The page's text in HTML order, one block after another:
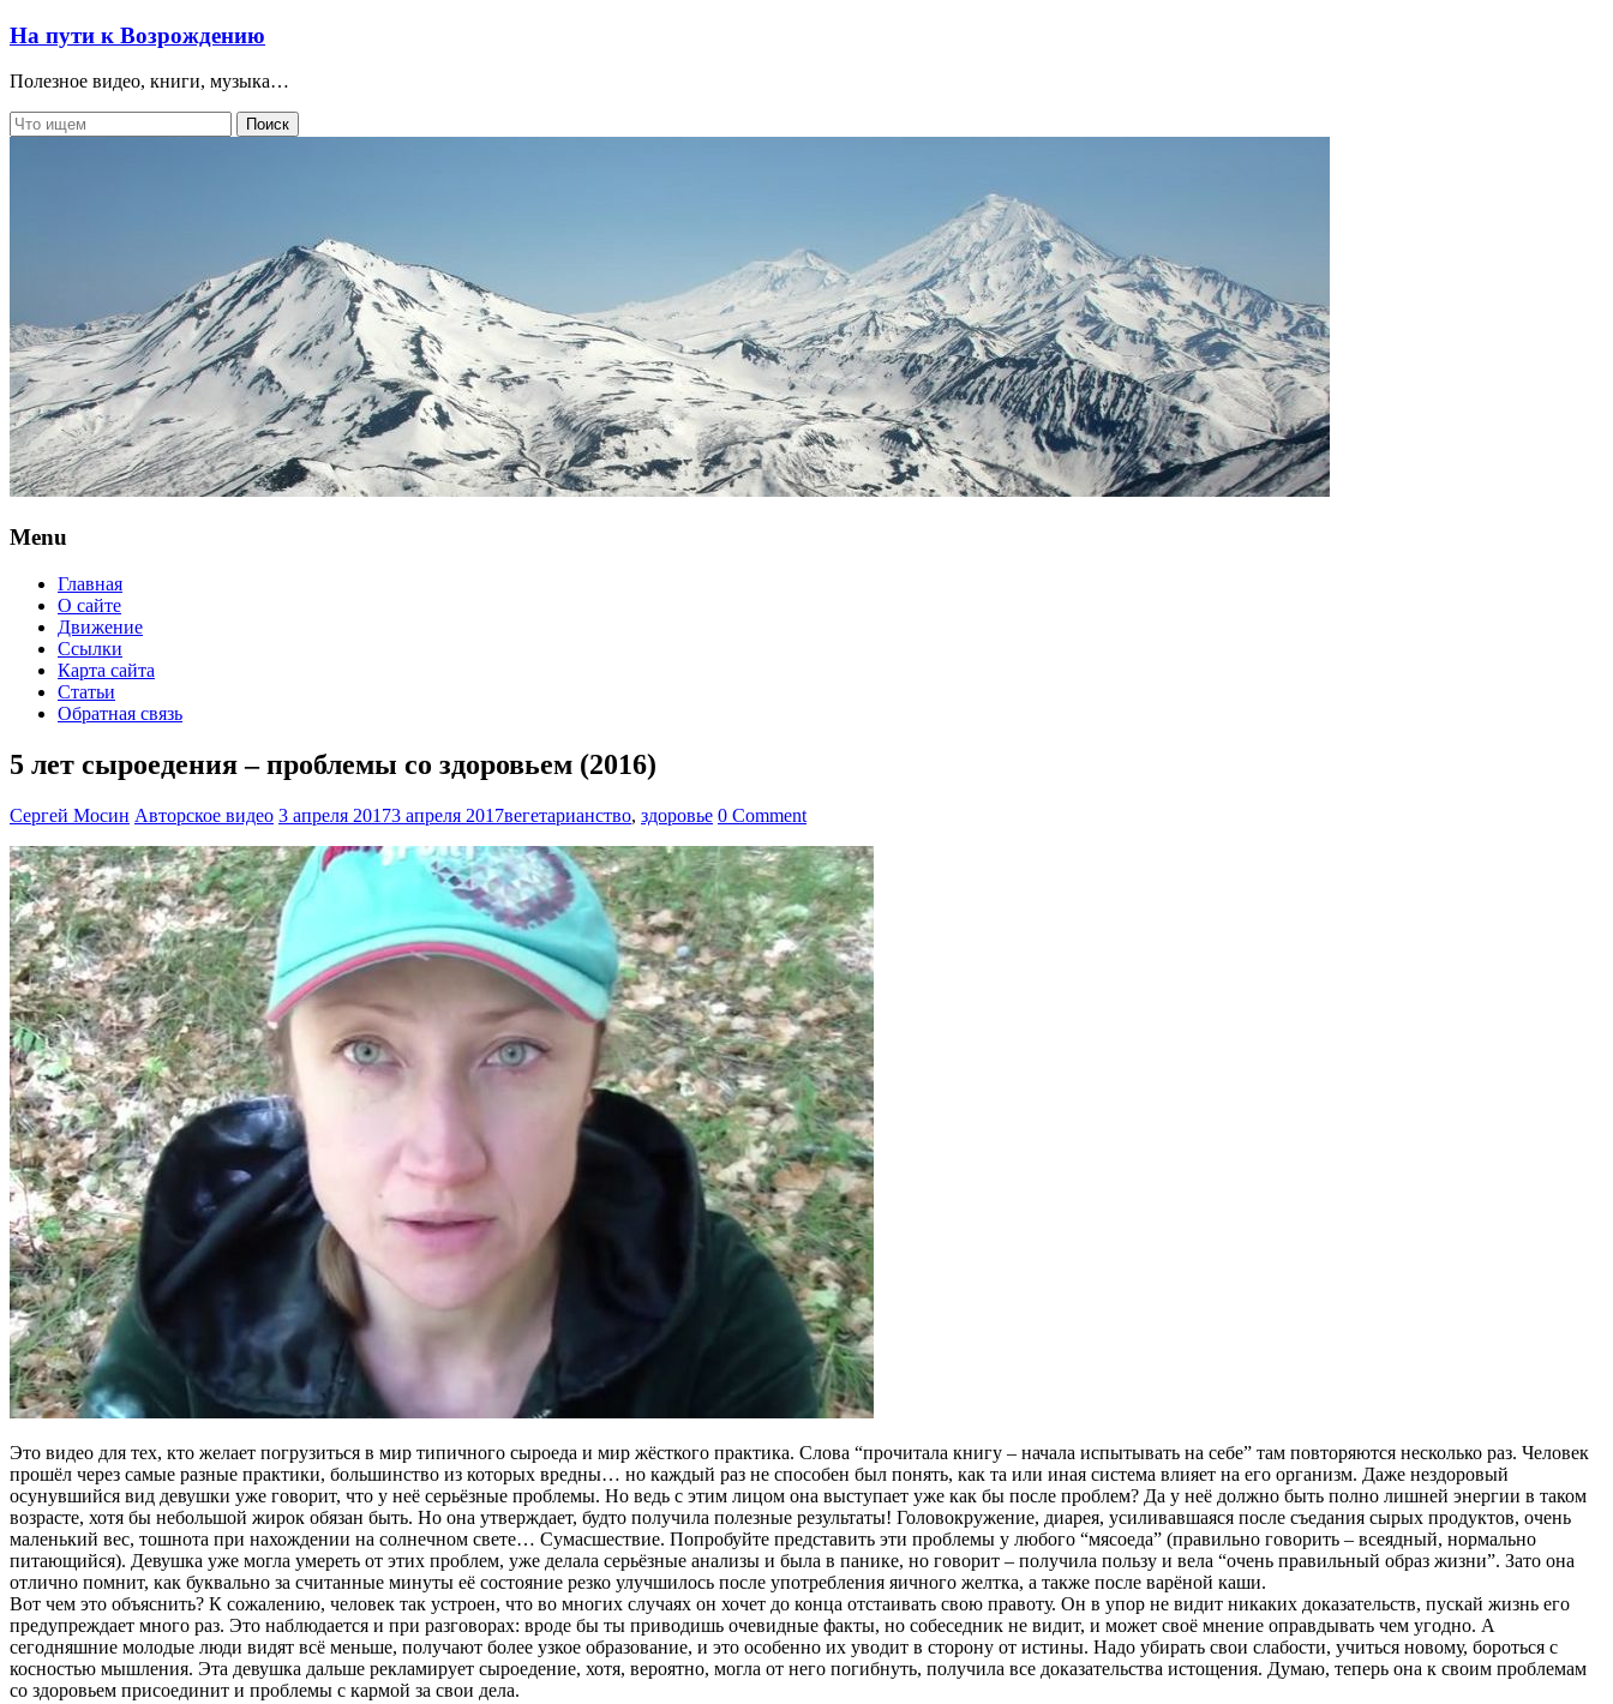
На пути к Возрождению
Полезное видео, книги, музыка…
Menu
Главная
О сайте
Движение
Ссылки
Карта сайта
Статьи
Обратная связь
5 лет сыроедения – проблемы со здоровьем (2016)
Сергей Мосин Авторское видео 3 апреля 20173 апреля 2017вегетарианство, здоровье 0 Comment
Это видео для тех, кто желает погрузиться в мир типичного сыроеда и мир жёсткого практика. Слова “прочитала книгу – начала испытывать на себе” там повторяются несколько раз. Человек
прошёл через самые разные практики, большинство из которых вредны… но каждый раз не способен был понять, как та или иная система влияет на его организм. Даже нездоровый
осунувшийся вид девушки уже говорит, что у неё серьёзные проблемы. Но ведь с этим лицом она выступает уже как бы после проблем? Да у неё должно быть полно лишней энергии в таком
возрасте, хотя бы небольшой жирок обязан быть. Но она утверждает, будто получила полезные результаты! Головокружение, диарея, усиливавшаяся после съедания сырых продуктов, очень
маленький вес, тошнота при нахождении на солнечном свете… Сумасшествие. Попробуйте представить эти проблемы у любого “мясоеда” (правильно говорить – всеядный, нормально
питающийся). Девушка уже могла умереть от этих проблем, уже делала серьёзные анализы и была в панике, но говорит – получила пользу и вела “очень правильный образ жизни”. Зато она
отлично помнит, как буквально за считанные минуты её состояние резко улучшилось после употребления яичного желтка, а также после варёной каши.
Вот чем это объяснить? К сожалению, человек так устроен, что во многих случаях он хочет до конца отстаивать свою правоту. Он в упор не видит никаких доказательств, пускай жизнь его
предупреждает много раз. Это наблюдается и при разговорах: вроде бы ты приводишь очевидные факты, но собеседник не видит, и может своё мнение оправдывать чем угодно. А
сегодняшние молодые люди видят всё меньше, получают более узкое образование, и это особенно их уводит в сторону от истины. Надо убирать свои слабости, учиться новому, бороться с
косностью мышления. Эта девушка дальше рекламирует сыроедение, хотя, вероятно, могла от него погибнуть, получила все доказательства истощения. Думаю, теперь она к своим проблемам
со здоровьем присоединит и проблемы с кармой за свои дела.